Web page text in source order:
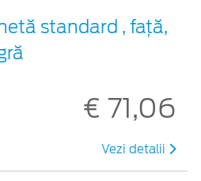
standard , față,
€ 71,06
Vezi detalii